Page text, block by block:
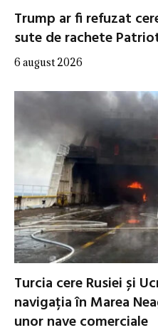
Trump ar fi refuzat
sute de rachete
6 august 2026
Turcia cere Rusiei și
navigația în Marea
unor nave comerciale